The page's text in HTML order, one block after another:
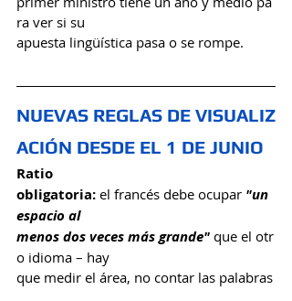
ra ver si su
apuesta lingüística pasa o se rompe.
NUEVAS REGLAS DE VISUALIZ
ACIÓN DESDE EL 1 DE JUNIO
Ratio
obligatoria: el francés debe ocupar "un
espacio al
menos dos veces más grande" que el otr
o idioma – hay
que medir el área, no contar las palabras
.